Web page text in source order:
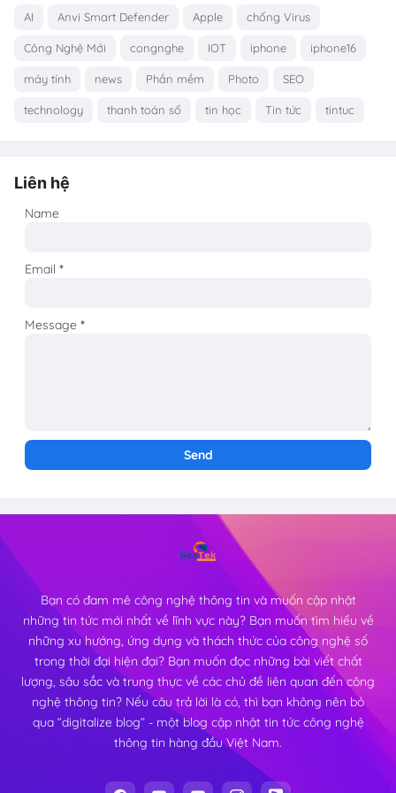
AI Anvi Smart Defender Apple chống Virus
Công Nghệ Mới congnghe IOT iphone iphone16
máy tính news Phần mềm Photo SEO
technology thanh toán số tin học Tin tức tintuc
Liên hệ
Name
Email*
Message*
Bạn có đam mê công nghệ thông tin và muốn cập nhật
những tin tức mới nhất về lĩnh vực này? Bạn muốn tìm hiểu về
những xu hướng, ứng dụng và thách thức của công nghệ số
trong thời đại hiện đại? Bạn muốn đọc những bài viết chất
lượng, sâu sắc và trung thực về các chủ đề liên quan đến công
nghệ thông tin? Nếu câu trả lời là có, thì bạn không nên bỏ
qua “digitalize blog” - một blog cập nhật tin tức công nghệ
thông tin hàng đầu Việt Nam.